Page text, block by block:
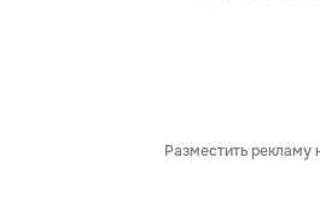
Разместить рекламу